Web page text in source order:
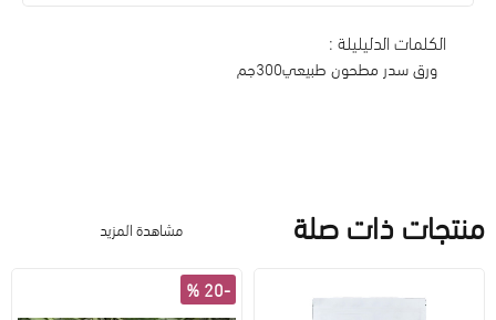
الكلمات الدليليلة :
ورق سدر مطحون طبيعي300جم
منتجات ذات صلة مشاهدة المزيد
-20 %